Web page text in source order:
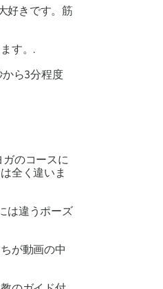
好きです。筋
す。.
ら3分程度
のコースに
全く違いま
は違うポーズ
が動画の中